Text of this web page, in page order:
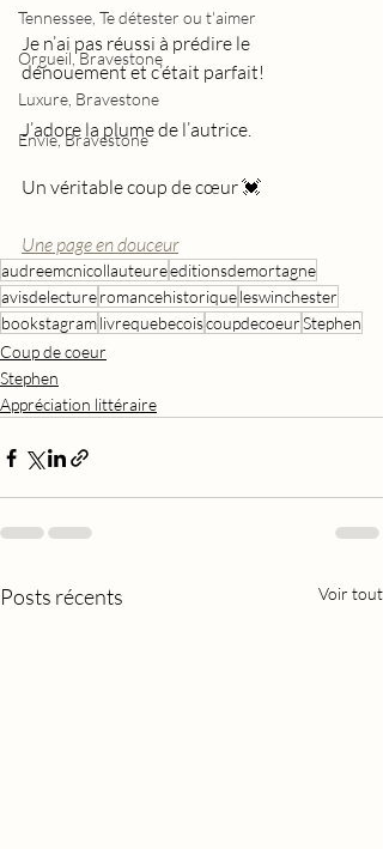
Tennessee, Te détester ou t'aimer
Orgueil, Bravestone
Luxure, Bravestone
Envie, Bravestone
Je n’ai pas réussi à prédire le
dénouement et c’était parfait!
J’adore la plume de l’autrice.
Un véritable coup de cœur 💓
Une page en douceur
audreemcnicollauteureeditionsdemortagne
avisdelectureromancehistoriqueleswinchester
bookstagramlivrequebecoiscoupdecoeurStephen
Coup de coeur
Stephen
Appréciation littéraire
Posts récents Voir tout